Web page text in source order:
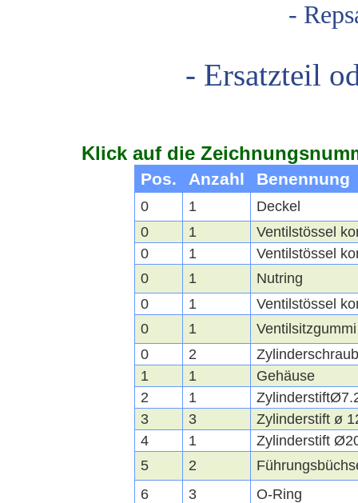
-
- Ersatzteil
Klick auf die
Pos. Anzahl Benennung
0 1
Deckel
0
1
Ventilstössel
0
1
Ventilstössel
0
1
Nutring
0
1
Ventilstössel
0
1
Ventilsitzgummi
0
2
1
1
Gehäuse
2
1
3
3
Zylinderstift ø
4
1
Zylinderstift
5
2
6
3
O-Ring